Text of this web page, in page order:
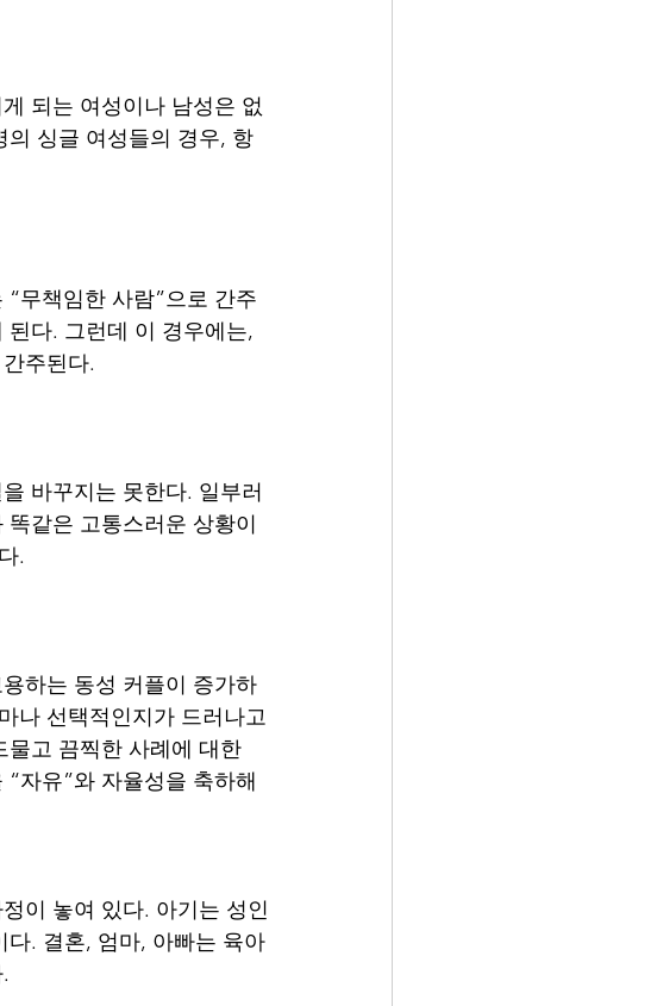
되는 여성이나 남성은 없
싱글 여성들의 경우, 항
무책임한 사람”으로 간주
다. 그런데 이 경우에는,
주된다.
바꾸지는 못한다. 일부러
같은 고통스러운 상황이
.
하는 동성 커플이 증가하
나 선택적인지가 드러나고
물고 끔찍한 사례에 대한
자유”와 자율성을 축하해
이 놓여 있다. 아기는 성인
. 결혼, 엄마, 아빠는 육아